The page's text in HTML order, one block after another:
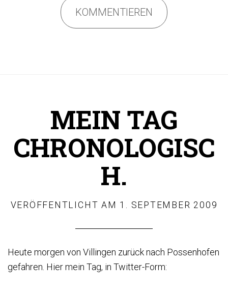
KOMMENTIEREN
MEIN TAG
CHRONOLOGISC
H.
VERÖFFENTLICHT AM 1. SEPTEMBER 2009
Heute morgen von Villingen zurück nach Possenhofen
gefahren. Hier mein Tag, in Twitter-Form: